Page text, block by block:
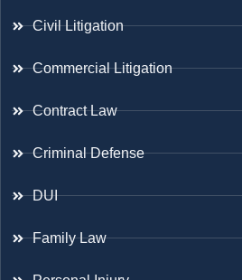
Civil Litigation
Commercial Litigation
Contract Law
Criminal Defense
DUI
Family Law